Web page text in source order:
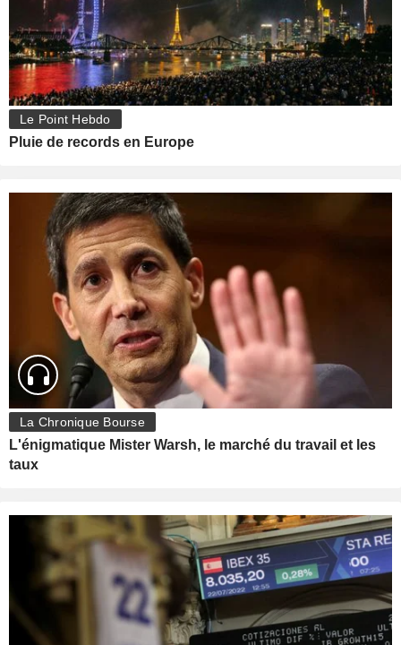
Le Point Hebdo
Pluie de records en Europe
La Chronique Bourse
L'énigmatique Mister Warsh, le marché du travail et les
taux